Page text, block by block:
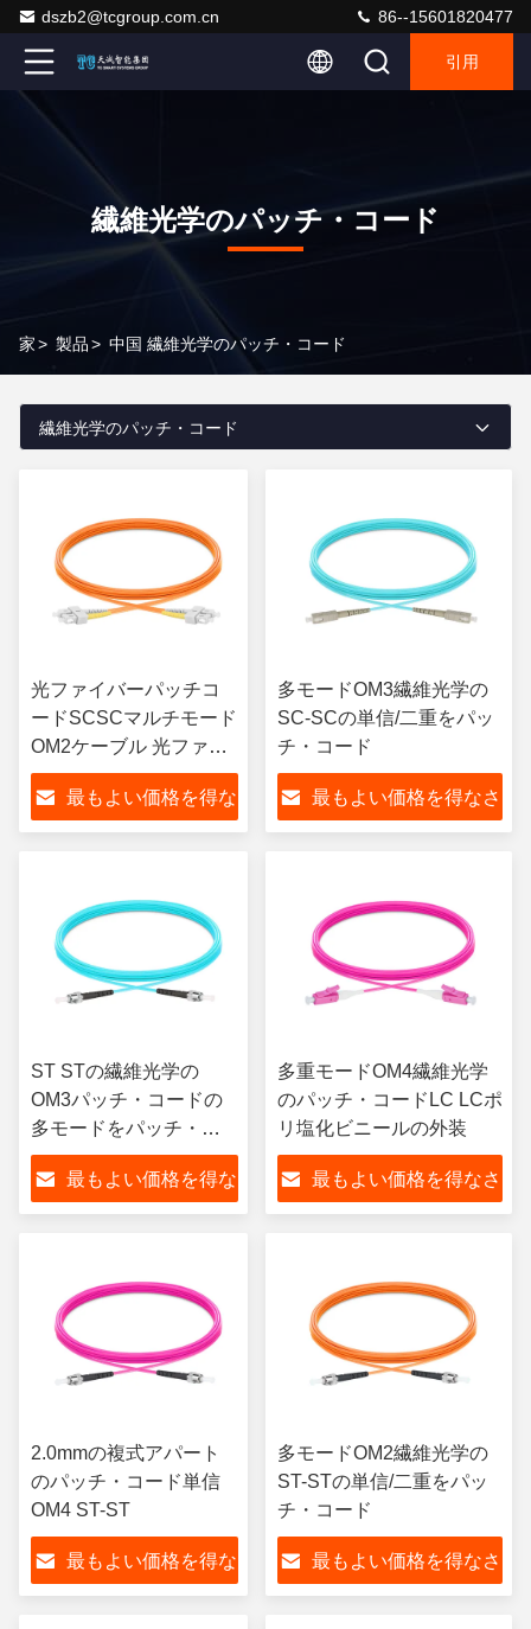
dszb2@tcgroup.com.cn 86--15601820477
引用
繊維光学のパッチ・コード
家> 製品> 中国 繊維光学のパッチ・コード
繊維光学のパッチ・コード
光ファイバーパッチコ
ードSCSCマルチモード
OM2ケーブル 光ファイ
バージャンパーとパッ
チケーブル接続に適し
ています
最もよい価格を得な
多モードOM3繊維光学の
SC-SCの単信/二重をパッ
チ・コード
最もよい価格を得なさ
ST STの繊維光学の
OM3パッチ・コードの
多モードをパッチ・コ
ード
最もよい価格を得な
多重モードOM4繊維光学
のパッチ・コードLC LCポ
リ塩化ビニールの外装
最もよい価格を得なさ
2.0mmの複式アパート
のパッチ・コード単信
OM4 ST-ST
最もよい価格を得な
多モードOM2繊維光学の
ST-STの単信/二重をパッ
チ・コード
最もよい価格を得なさ